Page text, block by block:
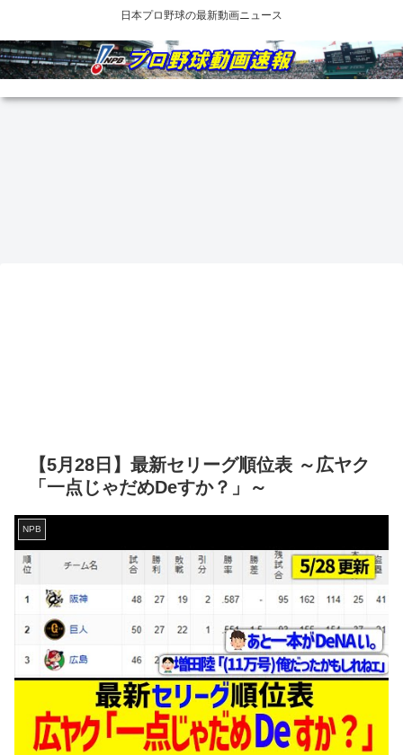
日本プロ野球の最新動画ニュース
【5月28日】最新セリーグ順位表 ～広ヤク
「一点じゃだめDeすか？」～
NPB